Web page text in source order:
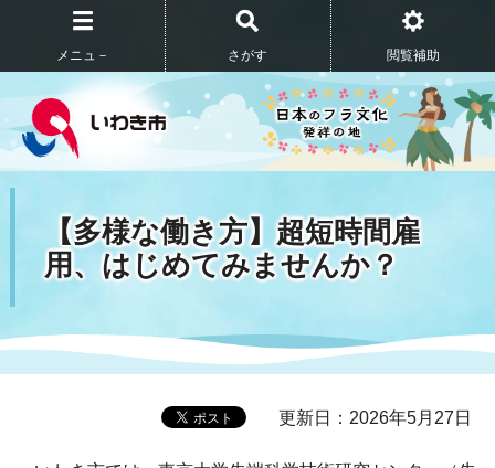
メニュ－ さがす 閲覧補助
【多様な働き方】超短時間雇
用、はじめてみませんか？
更新日：2026年5月27日